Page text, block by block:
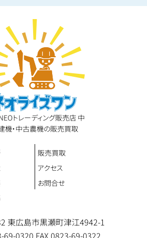
NEOトレーディング販売店 中
機・中古農機の販売買取
販売買取
アクセス
お問合せ
東広島市黒瀬町津江4942-1
69-0320 FAX 0823-69-0322